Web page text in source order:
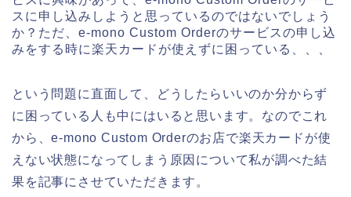
スに申し込みしようと思っているのではないでしょう
か？ただ、e-mono Custom Orderのサービスの申し込
みをする時に楽天カードが使えずに困っている、、、
という問題に直面して、どうしたらいいのか分からず
に困っている人も中にはいると思います。なのでこれ
から、e-mono Custom Orderのお店で楽天カードが使
えない状態になってしまう原因について私が調べた結
果を記事にさせていただきます。